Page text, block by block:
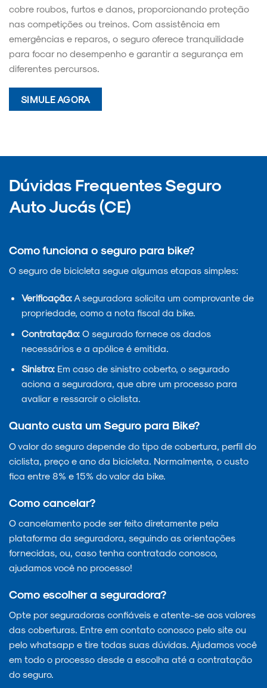
cobre roubos, furtos e danos, proporcionando proteção
nas competições ou treinos. Com assistência em
emergências e reparos, o seguro oferece tranquilidade
para focar no desempenho e garantir a segurança em
diferentes percursos.
SIMULE AGORA
Dúvidas Frequentes Seguro
Auto Jucás (CE)
Como funciona o seguro para bike?
O seguro de bicicleta segue algumas etapas simples:
Verificação:A seguradora solicita um comprovante de
propriedade, como a nota fiscal da bike.
Contratação:O segurado fornece os dados
necessários e a apólice é emitida.
Sinistro:Em caso de sinistro coberto, o segurado
aciona a seguradora, que abre um processo para
avaliar e ressarcir o ciclista.
Quanto custa um Seguro para Bike?
O valor do seguro depende do tipo de cobertura, perfil do
ciclista, preço e ano da bicicleta. Normalmente, o custo
fica entre 8% e 15% do valor da bike.
Como cancelar?
O cancelamento pode ser feito diretamente pela
plataforma da seguradora, seguindo as orientações
fornecidas, ou, caso tenha contratado conosco,
ajudamos você no processo!
Como escolher a seguradora?
Opte por seguradoras confiáveis e atente-se aos valores
das coberturas. Entre em contato conosco pelo site ou
pelo whatsapp e tire todas suas dúvidas. Ajudamos você
em todo o processo desde a escolha até a contratação
do seguro.